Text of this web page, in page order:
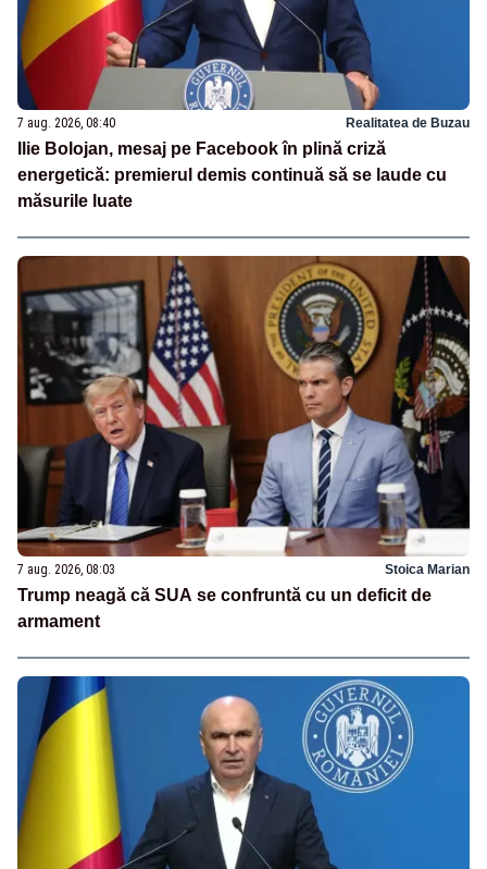
7 aug. 2026, 08:40 Realitatea de Buzau
Ilie Bolojan, mesaj pe Facebook în plină criză
energetică: premierul demis continuă să se laude cu
măsurile luate
7 aug. 2026, 08:03 Stoica Marian
Trump neagă că SUA se confruntă cu un deficit de
armament